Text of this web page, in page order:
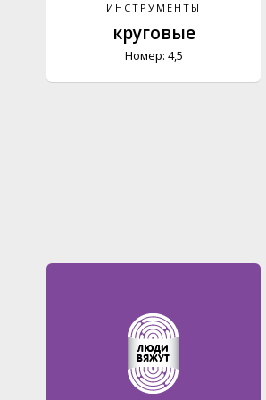
ИНСТРУМЕНТЫ
круговые
Номер: 4,5